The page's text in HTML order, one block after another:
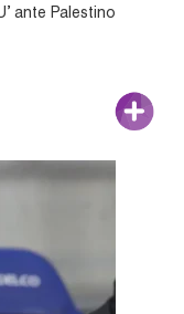
ante Palestino